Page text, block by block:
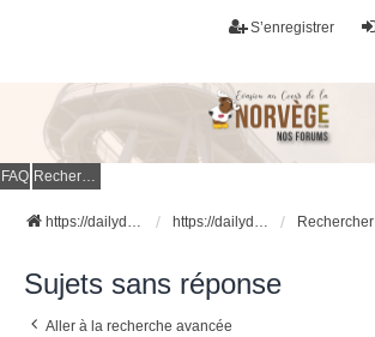
S’enregistrer
FAQ Rechercher
https://dailydigesthub.com https://dailydigesthub.com Rechercher
Sujets sans réponse
Aller à la recherche avancée